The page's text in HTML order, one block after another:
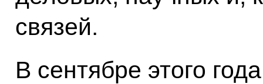
связей.
В сентябре этого